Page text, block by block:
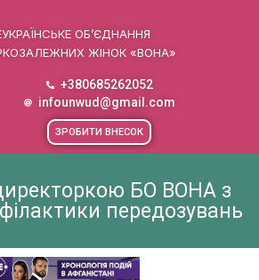
ОБ’ЄДНАННЯ
ЖІНОК «ВОНА»
+380685262052
infounwud@gmail.com
ЗРОБИТИ ВНЕСОК
БО ВОНА з
передозувань